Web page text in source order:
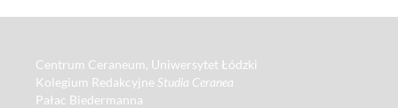
Centrum Ceraneum, Uniwersytet Łódzki
Kolegium Redakcyjne Studia Ceranea
Pałac Biedermanna